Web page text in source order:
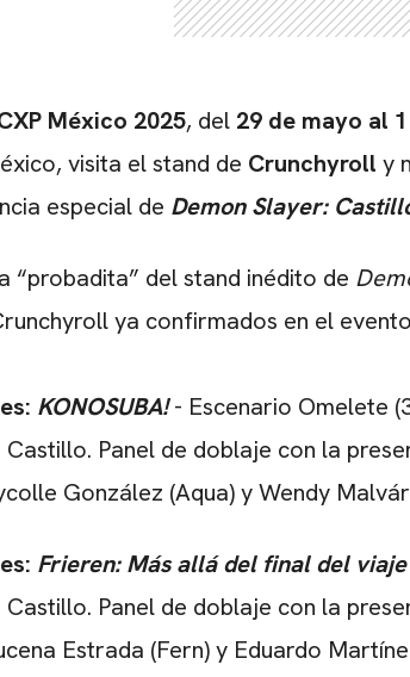
México 2025, del 29 de mayo al
visita el stand de Crunchyroll y
especial de Demon Slayer:
“probadita” del stand inédito de
ya confirmados en el
KONOSUBA!- Escenario Omelete
Castillo. Panel de doblaje con la
González (Aqua) y Wendy
Frieren: Más allá del final del viaje
Castillo. Panel de doblaje con la
Estrada (Fern) y Eduardo